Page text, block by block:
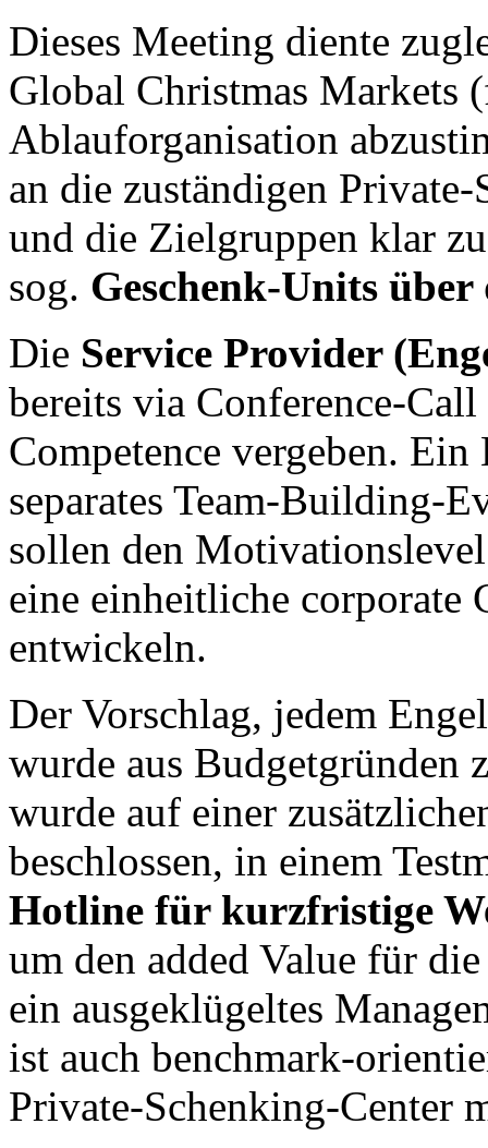
Dieses Meeting diente
Global Christmas Markets
Ablauforganisation
an die zuständigen
und die Zielgruppen klar
sog. Geschenk-Units
Die Service Provider
bereits via Conference-
Competence vergeben.
separates Team-Building-
sollen den
eine einheitliche corporate
entwickeln.
Der Vorschlag, jedem
wurde aus Budgetgründen
wurde auf einer
beschlossen, in einem
Hotline für kurzfristige
um den added Value für
ein ausgeklügeltes
ist auch benchmark-
Private-Schenking-Center